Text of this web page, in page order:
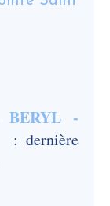
BERYL -
: dernière